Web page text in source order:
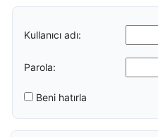
Kullanıcı adı:
Parola:
Beni hatırla